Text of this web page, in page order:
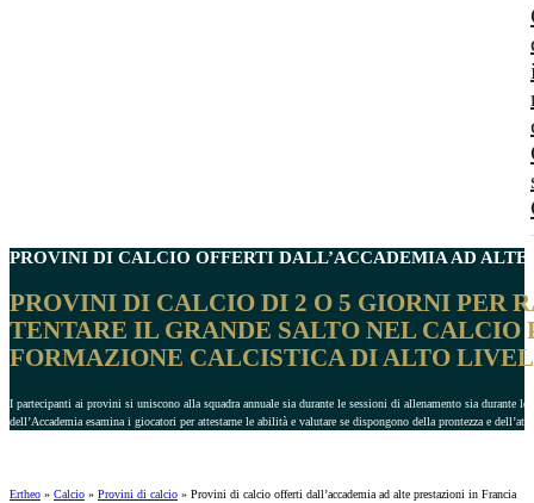
PROVINI DI CALCIO OFFERTI DALL’ACCADEMIA AD ALTE
PROVINI DI CALCIO DI 2 O 5 GIORNI PER
TENTARE IL GRANDE SALTO NEL CALCIO
FORMAZIONE CALCISTICA DI ALTO
I partecipanti ai provini si uniscono alla squadra annuale sia durante le sessioni di allenamento sia durante
dell’Accademia esamina i giocatori per attestarne le abilità e valutare se dispongono della prontezza e
Ertheo » Calcio » Provini di calcio » Provini di calcio offerti dall’accademia ad alte prestazioni in Francia